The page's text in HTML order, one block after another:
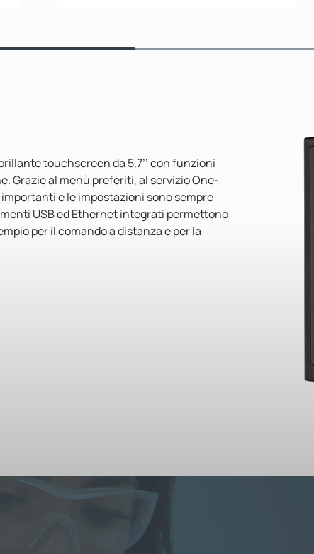
touchscreen da 5,7’’ con funzioni
Grazie al menù preferiti, al servizio One-
e le impostazioni sono sempre
USB ed Ethernet integrati permettono
per il comando a distanza e per la